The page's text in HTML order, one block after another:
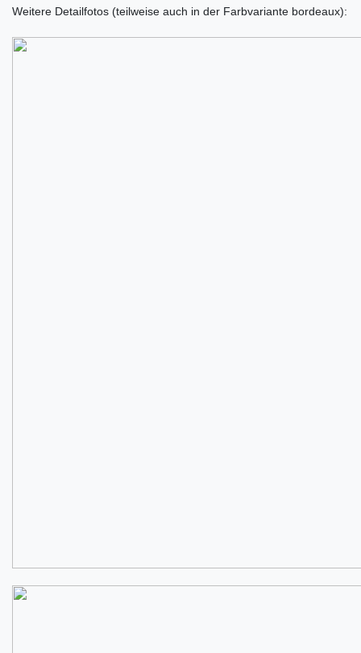
Weitere Detailfotos (teilweise auch in der Farbvariante bordeaux):